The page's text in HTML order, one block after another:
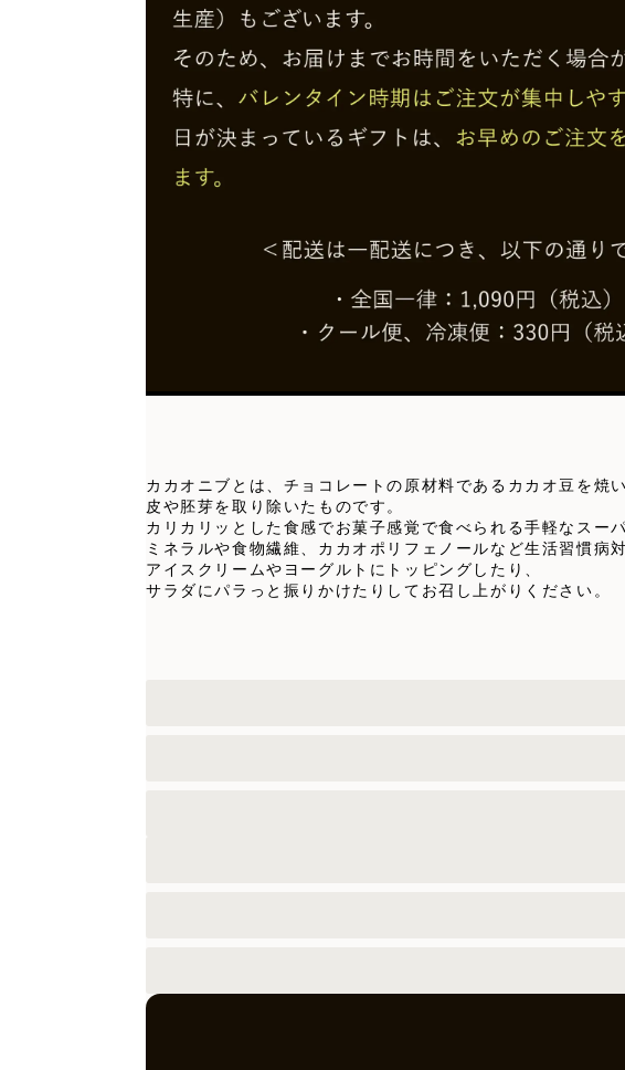
カカオニブとは、チョコレートの原材料であるカカオ豆を焼い
皮や胚芽を取り除いたものです。
カリカリッとした食感でお菓子感覚で食べられる手軽なスー
ミネラルや食物繊維、カカオポリフェノールなど生活習慣病
アイスクリームやヨーグルトにトッピングしたり、
サラダにパラっと振りかけたりしてお召し上がりください。